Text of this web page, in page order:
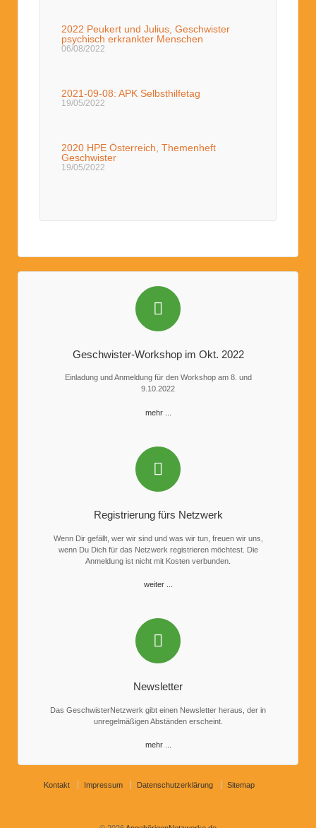
2022 Peukert und Julius, Geschwister
psychisch erkrankter Menschen
06/08/2022
2021-09-08: APK Selbsthilfetag
19/05/2022
2020 HPE Österreich, Themenheft
Geschwister
19/05/2022
Geschwister-Workshop im Okt. 2022
Einladung und Anmeldung für den Workshop am 8. und
9.10.2022
mehr ...
Registrierung fürs Netzwerk
Wenn Dir gefällt, wer wir sind und was wir tun, freuen wir uns,
wenn Du Dich für das Netzwerk registrieren möchtest. Die
Anmeldung ist nicht mit Kosten verbunden.
weiter ...
Newsletter
Das GeschwisterNetzwerk gibt einen Newsletter heraus, der in
unregelmäßigen Abständen erscheint.
mehr ...
Kontakt Impressum Datenschutzerklärung Sitemap